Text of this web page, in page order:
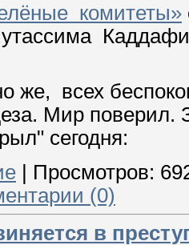
комитеты»
же, всех
Мир поверил.
сегодня:
| Просмотров:
(0)
в